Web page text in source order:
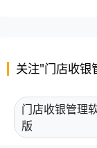
关注"门店收银
门店收银管理
版